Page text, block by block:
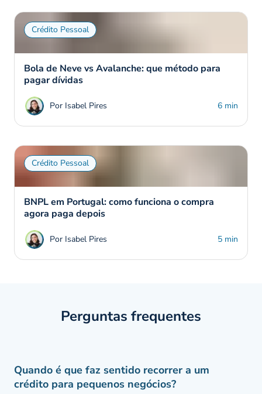
Crédito Pessoal
Bola de Neve vs Avalanche: que método para
pagar dívidas
Por Isabel Pires 6 min
Crédito Pessoal
BNPL em Portugal: como funciona o compra
agora paga depois
Por Isabel Pires 5 min
Perguntas frequentes
Quando é que faz sentido recorrer a um
crédito para pequenos negócios?